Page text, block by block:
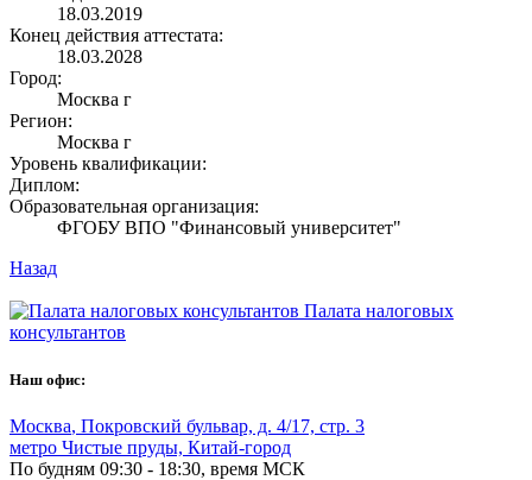
18.03.2019
Конец действия аттестата:
18.03.2028
Город:
Москва г
Регион:
Москва г
Уровень квалификации:
Диплом:
Образовательная организация:
ФГОБУ ВПО "Финансовый университет"
Назад
Палата налоговых
консультантов
Наш офис:
Москва, Покровский бульвар, д. 4/17, стр. 3
метро Чистые пруды, Китай-город
По будням 09:30 - 18:30, время МСК